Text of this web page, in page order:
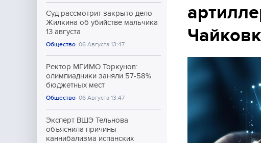
Культура
Суд рассмотрит закрыто дело
Жилкина об убийстве мальчика
13 августа
Общество 06 Августа 13:47
Ректор МГИМО Торкунов:
олимпиадники заняли 57-58%
бюджетных мест
Общество 06 Августа 13:47
Эксперт ВШЭ Тельнова
объяснила причины
каннибализма испанских